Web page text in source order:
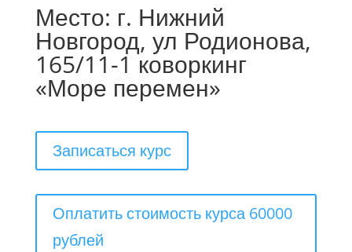
Место: г. Нижний
Новгород, ул Родионова,
165/11-1 коворкинг
«Море перемен»
Записаться курс
Оплатить стоимость курса 60000
рублей